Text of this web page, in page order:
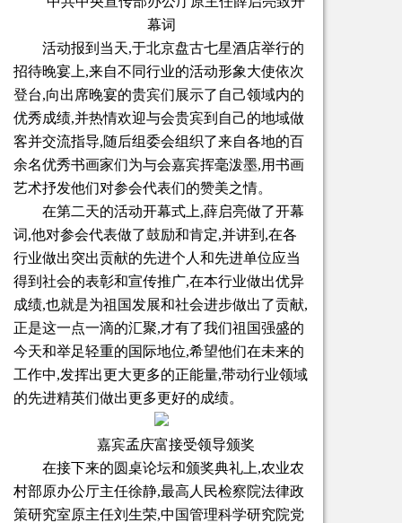
幕词
活动报到当天,于北京盘古七星酒店举行的
招待晚宴上,来自不同行业的活动形象大使依次
登台,向出席晚宴的贵宾们展示了自己领域内的
优秀成绩,并热情欢迎与会贵宾到自己的地域做
客并交流指导,随后组委会组织了来自各地的百
余名优秀书画家们为与会嘉宾挥毫泼墨,用书画
艺术抒发他们对参会代表们的赞美之情。
在第二天的活动开幕式上,薛启亮做了开幕
词,他对参会代表做了鼓励和肯定,并讲到,在各
行业做出突出贡献的先进个人和先进单位应当
得到社会的表彰和宣传推广,在本行业做出优异
成绩,也就是为祖国发展和社会进步做出了贡献,
正是这一点一滴的汇聚,才有了我们祖国强盛的
今天和举足轻重的国际地位,希望他们在未来的
工作中,发挥出更大更多的正能量,带动行业领域
的先进精英们做出更多更好的成绩。
嘉宾孟庆富接受领导颁奖
在接下来的圆桌论坛和颁奖典礼上,农业农
村部原办公厅主任徐静,最高人民检察院法律政
策研究室原主任刘生荣,中国管理科学研究院党